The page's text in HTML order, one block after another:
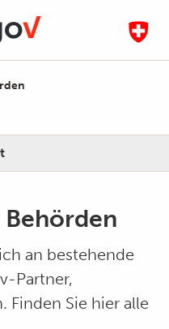
an bestehende
Partner,
Finden Sie hier alle